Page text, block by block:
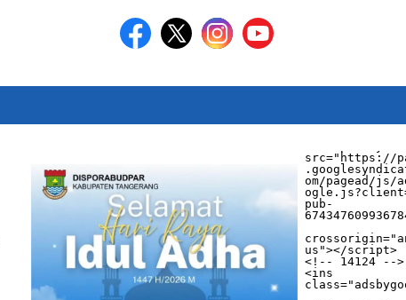
src="https://
om/pagead/js/
pub-
us"></script>
<!-- 14124 -->
<ins